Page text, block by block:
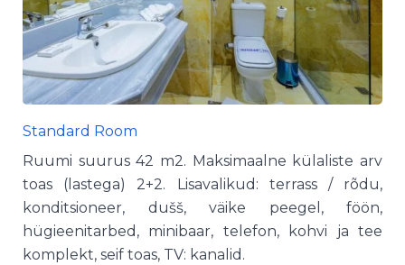
Standard Room
Ruumi suurus 42 m2. Maksimaalne külaliste arv
toas (lastega) 2+2. Lisavalikud: terrass / rõdu,
konditsioneer, dušš, väike peegel, föön,
hügieenitarbed, minibaar, telefon, kohvi ja tee
komplekt, seif toas, TV: kanalid.